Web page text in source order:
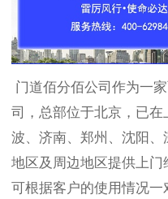
门道佰分佰公司作为一
司，总部位于北京，已
波、济南、郑州、沈阳
地区及周边地区提供上门
可根据客户的使用情况一